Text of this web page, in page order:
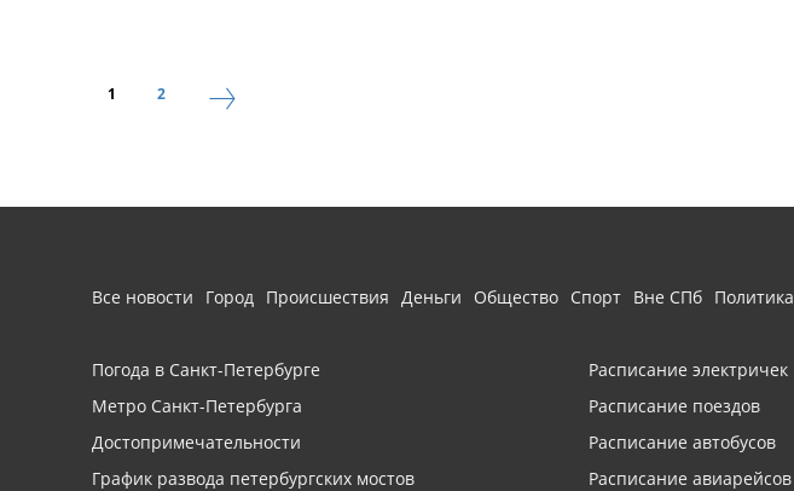
1 2
Все новости Город Происшествия Деньги Общество Спорт Вне СПб Политика
Погода в Санкт-Петербурге
Метро Санкт-Петербурга
Достопримечательности
График развода петербургских мостов
Расписание электричек
Расписание поездов
Расписание автобусов
Расписание авиарейсов